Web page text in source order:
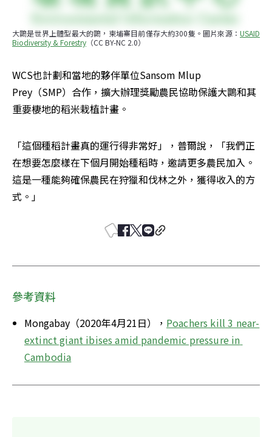
大䴉是世界上體型最大的䴉，柬埔寨目前僅存大約300隻。圖片來源： USAID
Biodiversity & Forestry （CC BY-NC 2.0）
WCS也計劃和當地的夥伴單位Sansom Mlup
Prey（SMP）合作，擴大辦理獎勵農民協助保護大䴉和其
重要棲地的稻米栽植計畫。
「這個種稻計畫真的運行得非常好」，普爾說，「我們正
在想要怎麼樣在下個月開始種稻時，邀請更多農民加入。
這是一種能夠確保農民在狩獵和伐林之外，獲得收入的方
式。」
參考資料
Mongabay（2020年4月21日）， Poachers kill 3 near-
extinct giant ibises amid pandemic pressure in
Cambodia